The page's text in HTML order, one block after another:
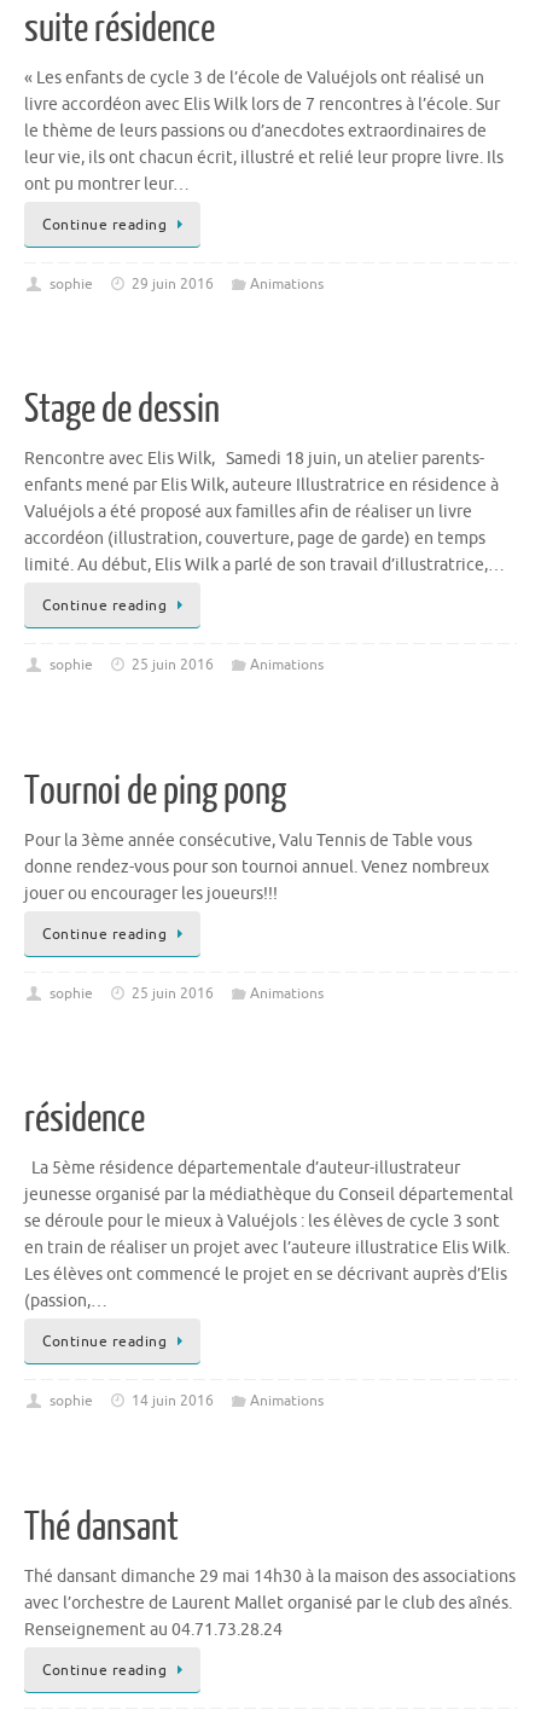
suite résidence
« Les enfants de cycle 3 de l’école de Valuéjols ont réalisé un
livre accordéon avec Elis Wilk lors de 7 rencontres à l’école. Sur
le thème de leurs passions ou d’anecdotes extraordinaires de
leur vie, ils ont chacun écrit, illustré et relié leur propre livre. Ils
ont pu montrer leur…
Continue reading
sophie 29 juin 2016 Animations
Stage de dessin
Rencontre avec Elis Wilk, Samedi 18 juin, un atelier parents-
enfants mené par Elis Wilk, auteure Illustratrice en résidence à
Valuéjols a été proposé aux familles afin de réaliser un livre
accordéon (illustration, couverture, page de garde) en temps
limité. Au début, Elis Wilk a parlé de son travail d’illustratrice,…
Continue reading
sophie 25 juin 2016 Animations
Tournoi de ping pong
Pour la 3ème année consécutive, Valu Tennis de Table vous
donne rendez-vous pour son tournoi annuel. Venez nombreux
jouer ou encourager les joueurs!!!
Continue reading
sophie 25 juin 2016 Animations
résidence
La 5ème résidence départementale d’auteur-illustrateur
jeunesse organisé par la médiathèque du Conseil départemental
se déroule pour le mieux à Valuéjols : les élèves de cycle 3 sont
en train de réaliser un projet avec l’auteure illustratice Elis Wilk.
Les élèves ont commencé le projet en se décrivant auprès d’Elis
(passion,…
Continue reading
sophie 14 juin 2016 Animations
Thé dansant
Thé dansant dimanche 29 mai 14h30 à la maison des associations
avec l’orchestre de Laurent Mallet organisé par le club des aînés.
Renseignement au 04.71.73.28.24
Continue reading